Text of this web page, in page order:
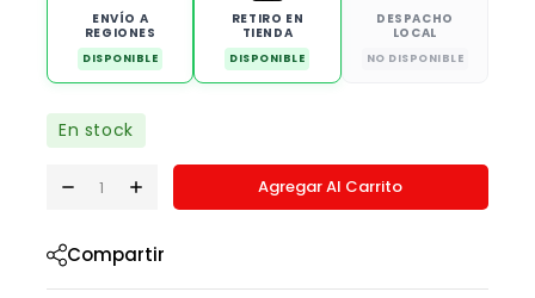
ENVÍO A
REGIONES
DISPONIBLE
RETIRO EN
TIENDA
DISPONIBLE
DESPACHO
LOCAL
NO DISPONIBLE
En stock
Agregar Al Carrito
Compartir